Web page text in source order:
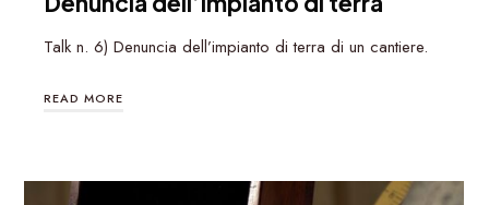
Talk n. 6) Denuncia dell’impianto di terra di un cantiere.
READ MORE